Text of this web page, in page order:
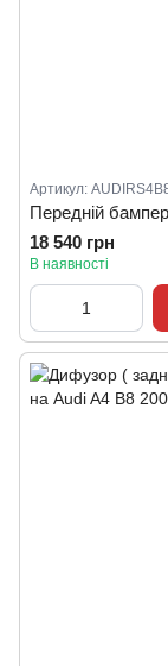
Артикул:
Передній
18 540 грн
В наявності